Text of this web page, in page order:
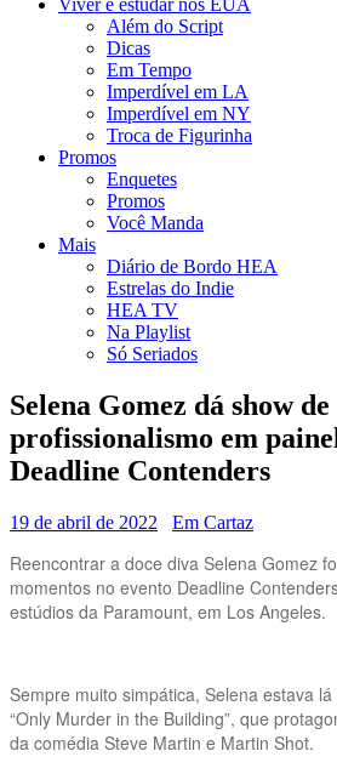
Viver e estudar nos EUA
Além do Script
Dicas
Em Tempo
Imperdível em LA
Imperdível em NY
Troca de Figurinha
Promos
Enquetes
Promos
Você Manda
Mais
Diário de Bordo HEA
Estrelas do Indie
HEA TV
Na Playlist
Só Seriados
Selena Gomez dá show de
profissionalismo em
Deadline Contenders
19 de abril de 2022 Em Cartaz
Reencontrar a doce diva Selena Gomez
momentos no evento Deadline
estúdios da Paramount, em Los Angeles.
Sempre muito simpática, Selena estava
“Only Murder in the Building”, que
da comédia Steve Martin e Martin Shot.